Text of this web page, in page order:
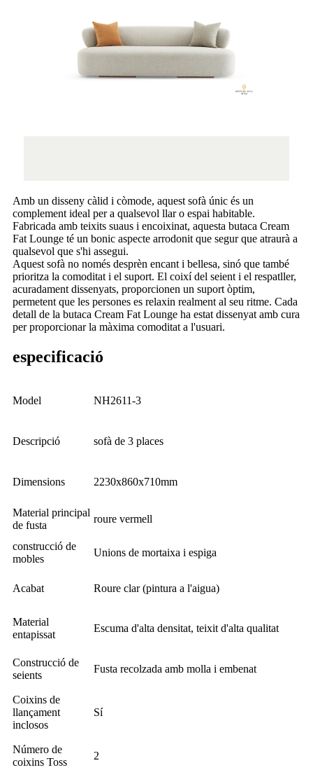
Amb un disseny càlid i còmode, aquest sofà únic és un
complement ideal per a qualsevol llar o espai habitable.
Fabricada amb teixits suaus i encoixinat, aquesta butaca Cream
Fat Lounge té un bonic aspecte arrodonit que segur que atraurà a
qualsevol que s'hi assegui.
Aquest sofà no només desprèn encant i bellesa, sinó que també
prioritza la comoditat i el suport. El coixí del seient i el respatller,
acuradament dissenyats, proporcionen un suport òptim,
permetent que les persones es relaxin realment al seu ritme. Cada
detall de la butaca Cream Fat Lounge ha estat dissenyat amb cura
per proporcionar la màxima comoditat a l'usuari.
especificació
Model NH2611-3
Descripció sofà de 3 places
Dimensions 2230x860x710mm
Material principal
de fusta
roure vermell
construcció de
mobles
Unions de mortaixa i espiga
Acabat Roure clar (pintura a l'aigua)
Material
entapissat
Escuma d'alta densitat, teixit d'alta qualitat
Construcció de
seients
Fusta recolzada amb molla i embenat
Coixins de
llançament
inclosos
Sí
Número de
coixins Toss
2